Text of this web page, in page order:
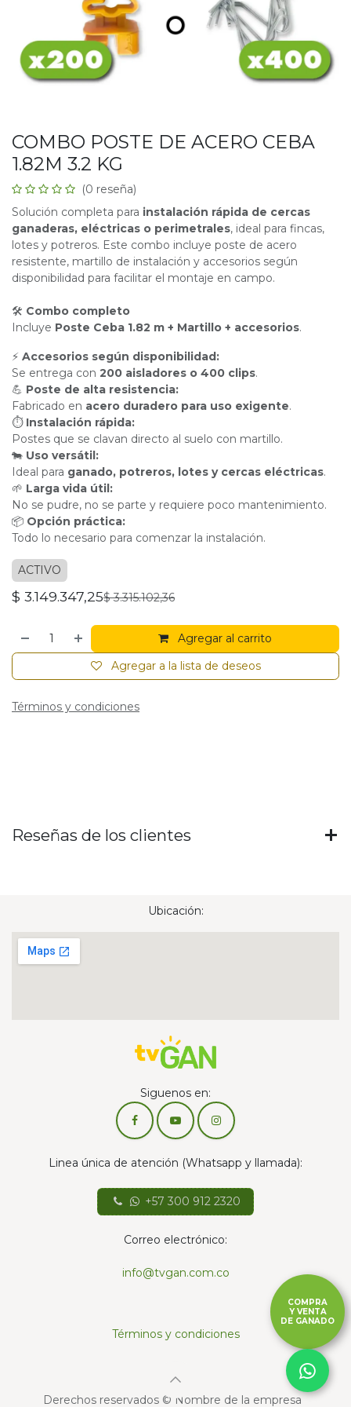
COMBO POSTE DE ACERO CEBA
1.82M 3.2 KG
(0 reseña)
Solución completa para instalación rápida de cercas
ganaderas, eléctricas o perimetrales, ideal para fincas,
lotes y potreros. Este combo incluye poste de acero
resistente, martillo de instalación y accesorios según
disponibilidad para facilitar el montaje en campo.
🛠 Combo completo
Incluye Poste Ceba 1.82 m + Martillo + accesorios.
⚡ Accesorios según disponibilidad:
Se entrega con 200 aisladores o 400 clips.
💪 Poste de alta resistencia:
Fabricado en acero duradero para uso exigente.
⏱ Instalación rápida:
Postes que se clavan directo al suelo con martillo.
🐄 Uso versátil:
Ideal para ganado, potreros, lotes y cercas eléctricas.
🌱 Larga vida útil:
No se pudre, no se parte y requiere poco mantenimiento.
📦 Opción práctica:
Todo lo necesario para comenzar la instalación.
ACTIVO
$ 3.149.347,25$3.315.102,36
Agregar al carrito
Agregar a la lista de deseos
Términos y condiciones
Reseñas de los clientes
Ubicación:
Siguenos en:
Linea única de atención (Whatsapp y llamada):
+57 300 912 2320
Correo electrónico:
info@tvgan.com.co
Términos y condiciones
Derechos reservados © Nombre de la empresa
COMPRA
Y VENTA
DE GANADO